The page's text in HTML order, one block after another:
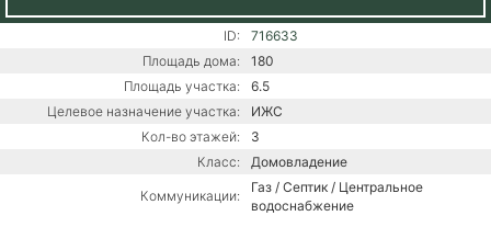
ID:
716633
Площадь дома:
180
Площадь участка:
6.5
Целевое назначение участка:
ИЖС
Кол-во этажей:
3
Класс:
Домовладение
Коммуникации:
Газ / Септик / Центральное
водоснабжение